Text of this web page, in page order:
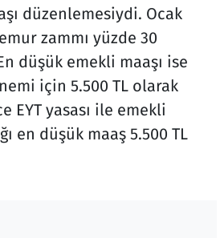
düzenlemesiydi. Ocak
zammı yüzde 30
düşük emekli maaşı ise
için 5.500 TL olarak
EYT yasası ile emekli
en düşük maaş 5.500 TL